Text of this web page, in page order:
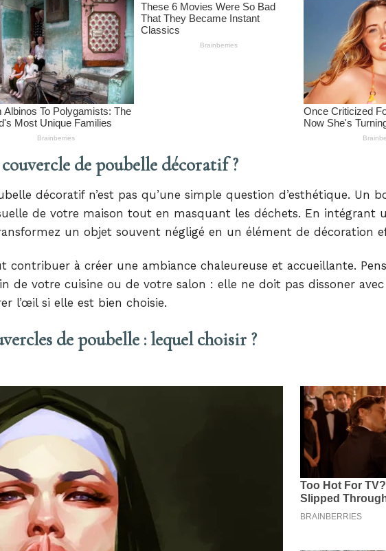
de poubelle décoratif ?
décoratif n’est pas qu’une simple question d’esthétique. Un
de votre maison tout en masquant les déchets. En intégrant
un objet souvent négligé en un élément de décoration
contribuer à créer une ambiance chaleureuse et accueillante.
de votre cuisine ou de votre salon : elle ne doit pas dissoner
l’œil si elle est bien choisie.
de poubelle : lequel choisir ?